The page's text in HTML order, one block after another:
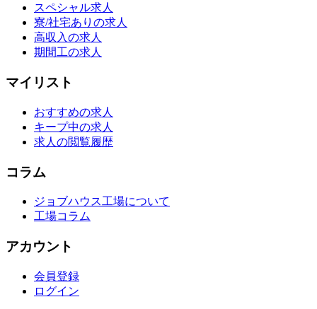
スペシャル求人
寮/社宅ありの求人
高収入の求人
期間工の求人
マイリスト
おすすめの求人
キープ中の求人
求人の閲覧履歴
コラム
ジョブハウス工場について
工場コラム
アカウント
会員登録
ログイン